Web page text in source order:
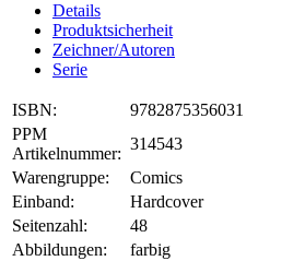
Details
Produktsicherheit
Zeichner/Autoren
Serie
ISBN:
9782875356031
PPM
Artikelnummer:
314543
Warengruppe:
Comics
Einband:
Hardcover
Seitenzahl:
48
Abbildungen:
farbig